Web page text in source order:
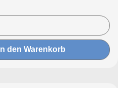
In den Warenkorb